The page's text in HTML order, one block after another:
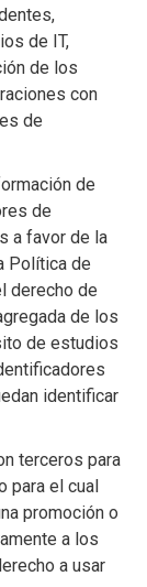
de IT,
de los
con
de
de
de
a favor de la
Política de
derecho de
de los
de estudios
identificar
terceros para
para el cual
promoción o
a los
a usar